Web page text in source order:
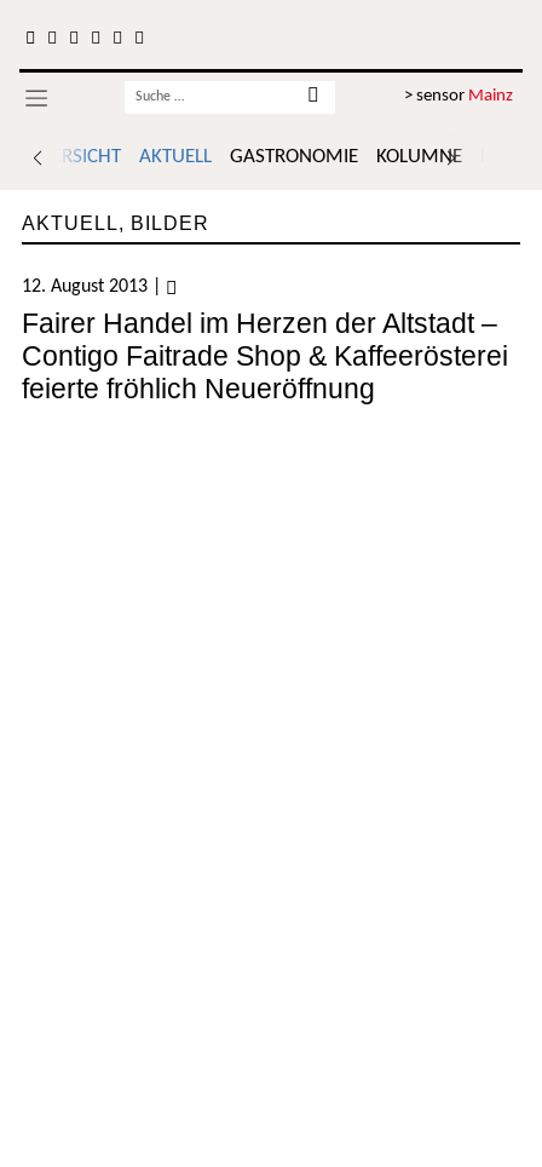
Username > sensor Mainz
ÜBERSICHT AKTUELL GASTRONOMIE KOLUMNE
AKTUELL, BILDER
12. August 2013
Fairer Handel im Herzen der Altstadt –
Contigo Faitrade Shop & Kaffeerösterei
feierte fröhlich Neueröffnung